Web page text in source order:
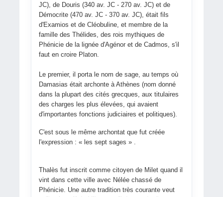
JC), de Douris (340 av. JC - 270 av. JC) et de
Démocrite (470 av. JC - 370 av. JC), était fils
d'Examios et de Cléobuline, et membre de la
famille des Thélides, des rois mythiques de
Phénicie de la lignée d'Agénor et de Cadmos, s'il
faut en croire Platon.
Le premier, il porta le nom de sage, au temps où
Damasias était archonte à Athènes (nom donné
dans la plupart des cités grecques, aux titulaires
des charges les plus élevées, qui avaient
d'importantes fonctions judiciaires et politiques).
C'est sous le même archontat que fut créée
l'expression : « les sept sages » .
Thalès fut inscrit comme citoyen de Milet quand il
vint dans cette ville avec Nélée chassé de
Phénicie. Une autre tradition très courante veut